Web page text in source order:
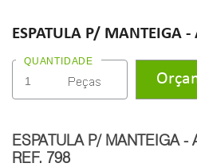
ESPATULA P/ MANTEIGA
QUANTIDADE
ESPATULA P/ MANTEIGA -
REF. 798